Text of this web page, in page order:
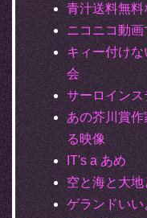
青汁送料無料
ニコニコ動
キィー付け
会
サーロイン
あの芥川賞
る映像
IT's a あめ
空と海と大
ゲランドいい